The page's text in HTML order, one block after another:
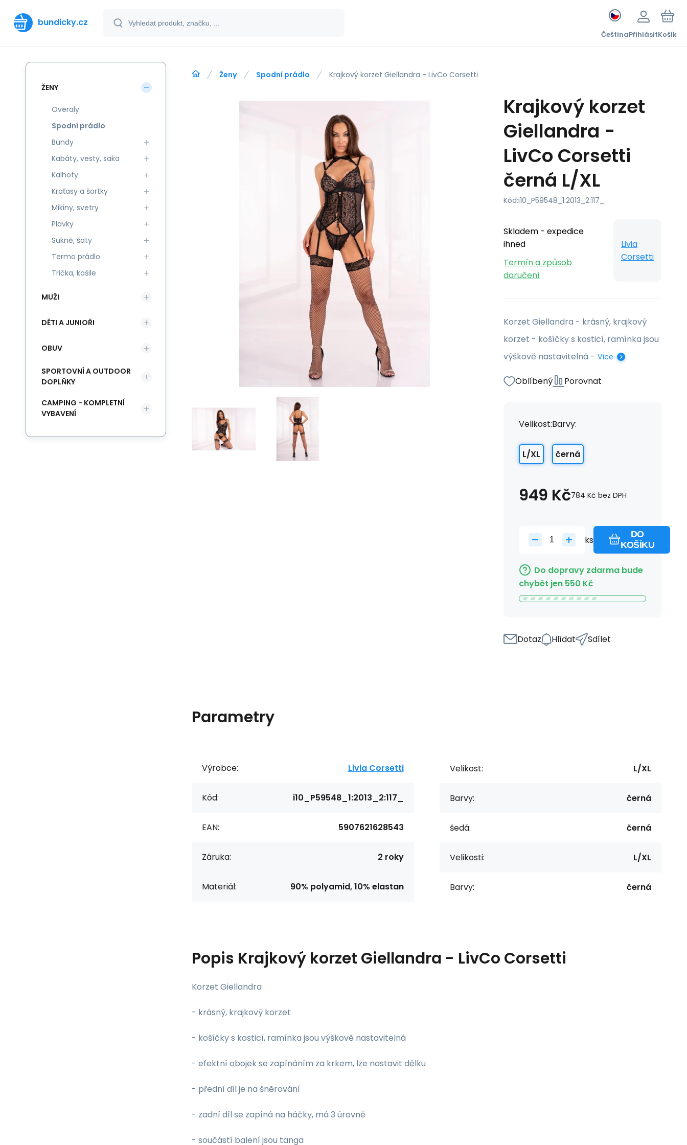
bundicky.cz
ČeštinaPřihlásitKošík
Ženy Spodní prádlo Krajkový korzet Giellandra - LivCo Corsetti
Krajkový korzet
Giellandra -
LivCo Corsetti
černá L/XL
Kód:i10_P59548_1:2013_2:117_
Skladem - expedice
ihned
Termín a způsob
doručení
Livia
Corsetti
Korzet Giellandra - krásný, krajkový
korzet - košíčky s kosticí, ramínka jsou
výškově nastavitelná - Více
Oblíbený Porovnat
Velikost:
L/XL
Barvy:
černá
949 Kč784 Kč bez DPH
ks
DO
KOŠÍKU
Do dopravy zdarma bude
chybět jen 550 Kč
Dotaz Hlídat Sdílet
Parametry
Výrobce: Livia Corsetti
Kód: i10_P59548_1:2013_2:117_
EAN: 5907621628543
Záruka: 2 roky
Materiál: 90% polyamid, 10% elastan
Velikost: L/XL
Barvy: černá
šedá: černá
Velikosti: L/XL
Barvy: černá
Popis Krajkový korzet Giellandra - LivCo Corsetti
Korzet Giellandra
- krásný, krajkový korzet
- košíčky s kosticí, ramínka jsou výškově nastavitelná
- efektní obojek se zapínáním za krkem, lze nastavit délku
- přední díl je na šněrování
- zadní díl se zapíná na háčky, má 3 úrovně
- součástí balení jsou tanga
ŽENY
Overaly
Spodní prádlo
Bundy
Kabáty, vesty, saka
Kalhoty
Kraťasy a šortky
Mikiny, svetry
Plavky
Sukně, šaty
Termo prádlo
Trička, košile
MUŽI
DĚTI A JUNIOŘI
OBUV
SPORTOVNÍ A OUTDOOR
DOPLŇKY
CAMPING - KOMPLETNÍ
VYBAVENÍ